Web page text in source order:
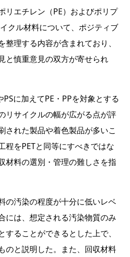
リエチレン（PE）およびポリプ
クル材料について、ポジティブ
整理する内容が含まれており、
と慎重意見の双方が寄せられ
に加えてPE・PPを対象とする
リサイクルの幅が広がる点が評
された製品や着色製品が多いこ
程をPETと同等にすべきではな
材料の選別・管理の難しさを指
の汚染の程度が十分に低いレベ
には、想定される汚染物質のみ
することができるとした上で、
のと説明した。また、回収材料